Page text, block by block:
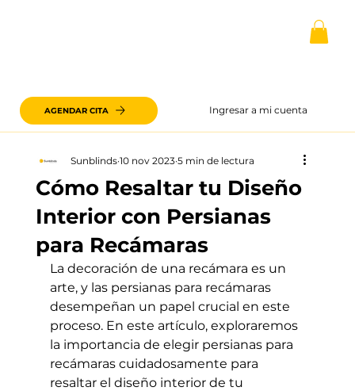
Ingresar a mi cuenta
AGENDAR CITA
Cómo Resaltar tu Diseño
Interior con Persianas
para Recámaras
Sunblinds 10 nov 2023 5 min de lectura
La decoración de una recámara es un
arte, y las persianas para recámaras
desempeñan un papel crucial en este
proceso. En este artículo, exploraremos
la importancia de elegir persianas para
recámaras cuidadosamente para
resaltar el diseño interior de tu